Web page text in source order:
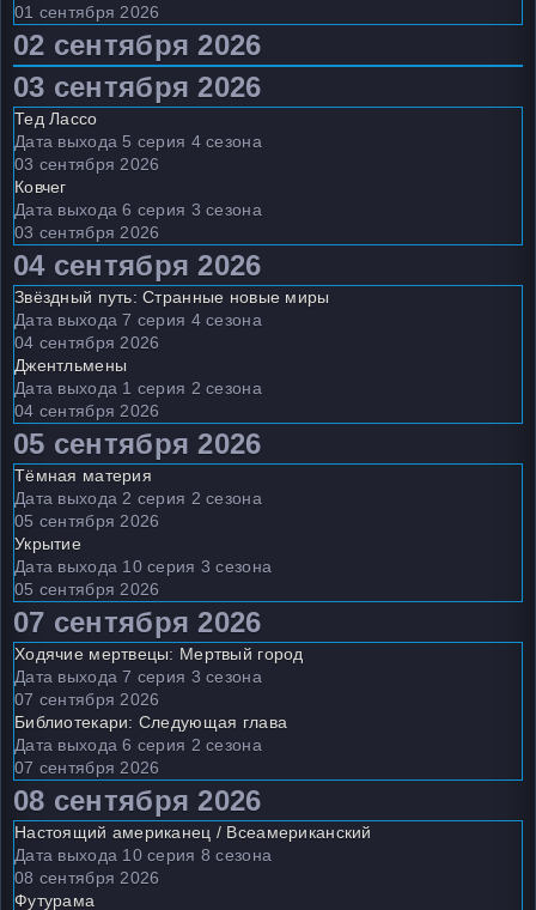
01 сентября 2026
02 сентября 2026
03 сентября 2026
Тед Лассо
Дата выхода 5 серия 4 сезона
03 сентября 2026
Ковчег
Дата выхода 6 серия 3 сезона
03 сентября 2026
04 сентября 2026
Звёздный путь: Странные новые миры
Дата выхода 7 серия 4 сезона
04 сентября 2026
Джентльмены
Дата выхода 1 серия 2 сезона
04 сентября 2026
05 сентября 2026
Тёмная материя
Дата выхода 2 серия 2 сезона
05 сентября 2026
Укрытие
Дата выхода 10 серия 3 сезона
05 сентября 2026
07 сентября 2026
Ходячие мертвецы: Мертвый город
Дата выхода 7 серия 3 сезона
07 сентября 2026
Библиотекари: Следующая глава
Дата выхода 6 серия 2 сезона
07 сентября 2026
08 сентября 2026
Настоящий американец / Всеамериканский
Дата выхода 10 серия 8 сезона
08 сентября 2026
Футурама